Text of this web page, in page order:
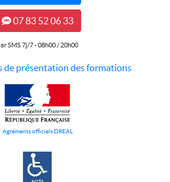
07 83 52 06 33
SMS 7j/7 - 08h00 / 20h00
de présentation des formations
Agréments officiels DREAL